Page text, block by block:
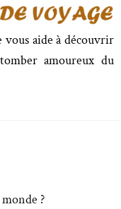
vous aide à découvrir
amoureux du
?